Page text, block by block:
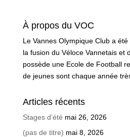
À propos du VOC
Le Vannes Olympique Club a
la fusion du Véloce Vannetais et
possède une Ecole de Football
de jeunes sont chaque année
Articles récents
Stages d’été mai 26, 2026
(pas de titre) mai 8, 2026